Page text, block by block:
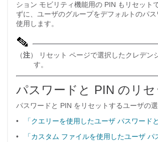
ション モビリティ機能用の PIN もリセット
ずに、ユーザのグループをデフォルトのパ
使用します。
（注） リセット ページで選択したクレデン
す。
パスワードと PIN のリセ
パスワードと PIN をリセットするユーザの
•
「クエリーを使用したユーザ パスワード
•
「カスタム ファイルを使用したユーザ パ